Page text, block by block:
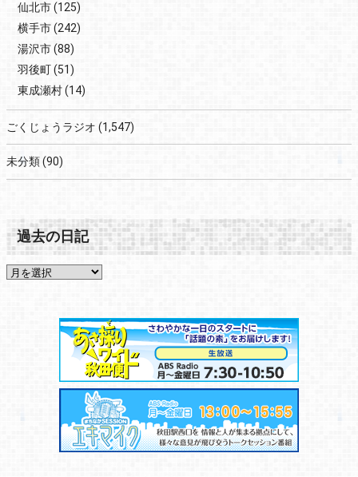
仙北市(125)
横手市(242)
湯沢市(88)
羽後町(51)
東成瀬村(14)
ごくじょうラジオ (1,547)
未分類(90)
過去の日記